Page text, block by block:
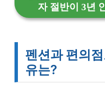
자 절반이 3년
펜션과 편의
유는?